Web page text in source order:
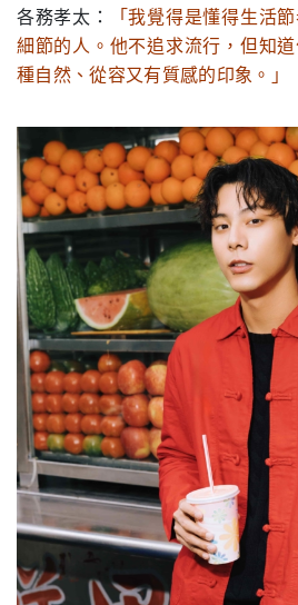
各務孝太：
「我覺得是懂得生活
細節的人。他不追求流行，但知
種自然、從容又有質感的印象。」